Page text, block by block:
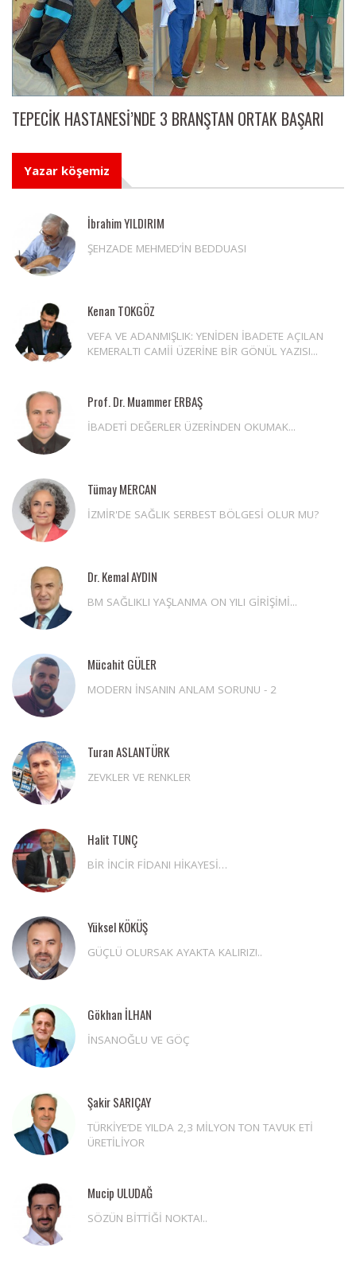
TEPECİK HASTANESİ’NDE 3 BRANŞTAN ORTAK BAŞARI
Yazar köşemiz
İbrahim YILDIRIM
ŞEHZADE MEHMED’İN BEDDUASI
Kenan TOKGÖZ
VEFA VE ADANMIŞLIK: YENİDEN İBADETE AÇILAN
KEMERALTI CAMİİ ÜZERİNE BİR GÖNÜL YAZISI...
Prof. Dr. Muammer ERBAŞ
İBADETİ DEĞERLER ÜZERİNDEN OKUMAK...
Tümay MERCAN
İZMİR'DE SAĞLIK SERBEST BÖLGESİ OLUR MU?
Dr. Kemal AYDIN
BM SAĞLIKLI YAŞLANMA ON YILI GİRİŞİMİ...
Mücahit GÜLER
MODERN İNSANIN ANLAM SORUNU - 2
Turan ASLANTÜRK
ZEVKLER VE RENKLER
Halit TUNÇ
BİR İNCİR FİDANI HİKAYESİ…
Yüksel KÖKÜŞ
GÜÇLÜ OLURSAK AYAKTA KALIRIZ!..
Gökhan İLHAN
İNSANOĞLU VE GÖÇ
Şakir SARIÇAY
TÜRKİYE’DE YILDA 2,3 MİLYON TON TAVUK ETİ
ÜRETİLİYOR
Mucip ULUDAĞ
SÖZÜN BİTTİĞİ NOKTA!..